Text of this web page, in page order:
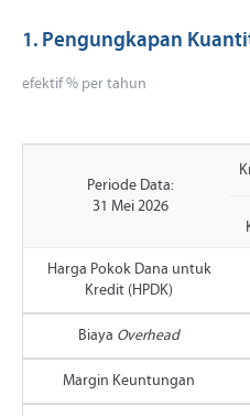
1. Pengungkapan
efektif % per tahun
Periode Data:
31 Mei 2026
Harga Pokok Dana untuk
Kredit (HPDK)
Biaya Overhead
Margin Keuntungan